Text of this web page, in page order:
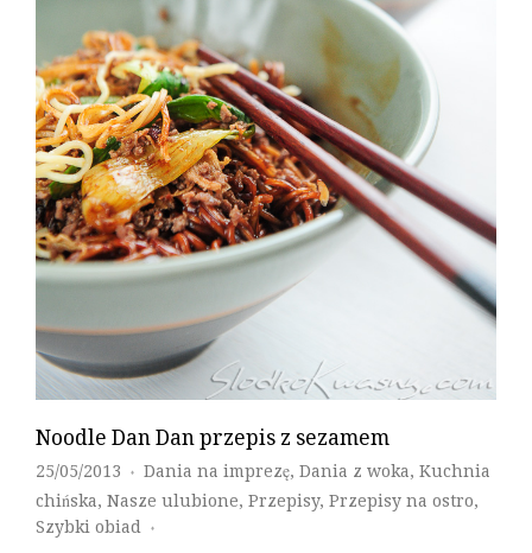
Noodle Dan Dan przepis z sezamem
25/05/2013 ♦ Dania na imprezę, Dania z woka, Kuchnia
chińska, Nasze ulubione, Przepisy, Przepisy na ostro,
Szybki obiad
♦